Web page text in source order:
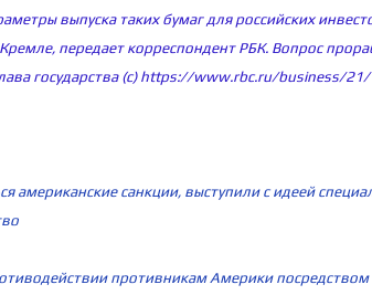
выпуска таких бумаг для российских
передает корреспондент РБК. Вопрос
государства (с)https://www.rbc.ru/business/
американские санкции, выступили с идеей
противникам Америки посредством